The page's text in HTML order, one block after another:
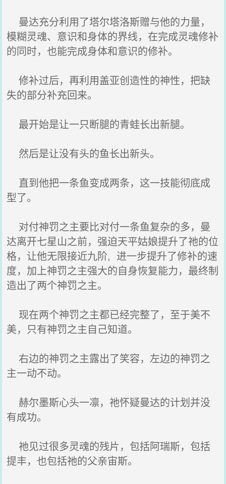
曼达充分利用了塔尔塔洛斯赠与他的力量，
模糊灵魂、意识和身体的界线，在完成灵魂修补
的同时，也能完成身体和意识的修补。
修补过后，再利用盖亚创造性的神性，把缺
失的部分补充回来。
最开始是让一只断腿的青蛙长出新腿。
然后是让没有头的鱼长出新头。
直到他把一条鱼变成两条，这一技能彻底成
型了。
对付神罚之主要比对付一条鱼复杂的多，曼
达离开七星山之前，强迫天平姑娘提升了祂的位
格，让他无限接近九阶, 进一步提升了修补的速
度，加上神罚之主强大的自身恢复能力，最终制
造出了两个神罚之主。
现在两个神罚之主都已经完整了，至于美不
美，只有神罚之主自己知道。
右边的神罚之主露出了笑容，左边的神罚之
主一动不动。
赫尔墨斯心头一凛，祂怀疑曼达的计划并没
有成功。
祂见过很多灵魂的残片，包括阿瑞斯，包括
提丰，也包括祂的父亲宙斯。